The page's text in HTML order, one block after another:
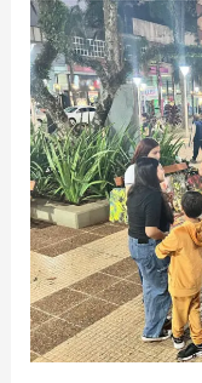
Excelente
convocatoria
al
Turismo
Sunset